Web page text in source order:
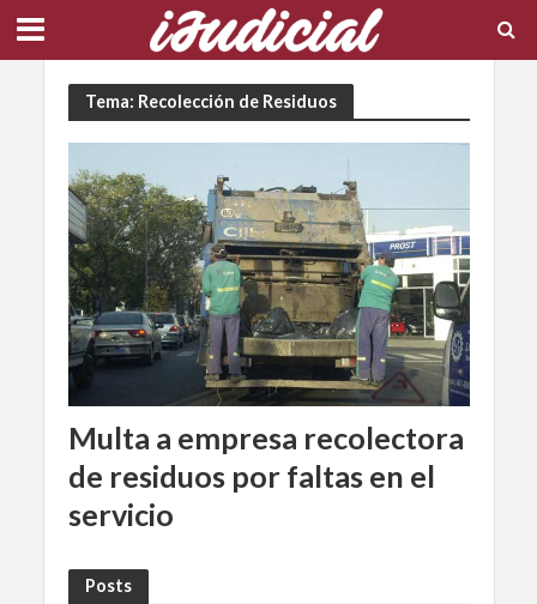
Tema: Recolección de Residuos
Multa a empresa recolectora
de residuos por faltas en el
servicio
Posts